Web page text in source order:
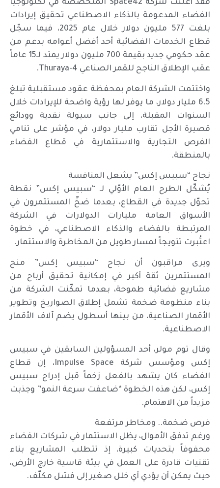
فقد أعلنت شركة Space42 المتخصصة في تكنولوجيا
الفضاء المدعومة بالذكاء الاصطناعي تحقيق إيرادات
بلغت 577 مليون دولار خلال عام 2025، فيما سجّل
قطاع الخدمات الفضائية أحد أفضل أعوامه بدعم من
عقد حكومي جديد بقيمة 700 مليون دولار يمتد لـ15 عاماً
عقب الإطلاق الناجح للقمر الصناعي Thuraya-4.
واختتمت الشركة العام بمحفظة عقود مستقبلية تبلغ
6.5 مليار دولار، ما يوفر لها رؤية واضحة للإيرادات خلال
السنوات المقبلة، إلى جانب سيولة نقدية وودائع
قصيرة الأجل تقارب مليار دولار، في مؤشر على تنامي
الفرص التجارية والاستثمارية في قطاع الفضاء
بالمنطقة.
نجاح “سبيس إكس” يشعل المنافسة
يُشكّل الطرح العام الأوّلي لـ “سبيس إكس” نقطة
تحوّل جديدة في القطاع، بعدما ضخّ المستثمرون في
الأسواق العامة مليارات الدولارات في الشركة
المرتبطة بالفضاء والذكاء الاصطناعي، في خطوة
اعتُبرت تتويجاً لمسار طويل من المخاطرة والاستثمار.
ويرى مراقبون أن نجاح “سبيس إكس” منح
المستثمرين ثقة أكبر في إمكانية تحقيق أرباح من
مشاريع فضائية طموحة، بعدما تمكّنت الشركة من
بناء منظومة ضخمة تشمل إطلاق الصواريخ وتطوير
الأقمار الصناعية، من بينها أسطول يضم آلاف الأقمار
الاصطناعية.
وقال توم مولر، أحد المسؤولين السابقين في سبيس
إكس ومؤسس شركة Impulse Space، إن قطاع
الفضاء كان يشهد بالفعل زخماً قبل إدراج سبيس
إكس، لكن هذه الخطوة “ضاعفت سرعة النمو” وجذبت
مزيداً من الاهتمام.
فرص ضخمة.. ومخاطر مرتفعة
ورغم تدفق الأموال، يظل الاستثمار في شركات الفضاء
محفوفاً بتحديات كبيرة، إذ تتطلب المشاريع بناء
تقنيات قادرة على العمل في بيئة قاسية خارج الأرض،
حيث يمكن أن يؤدي أي خلل صغير إلى فشل مكلّف.